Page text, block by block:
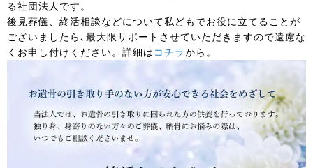
る社団法人です。
後見葬儀、終活相談などについて私どもでお役に立てることが
ございましたら､最大限サポートさせていただきますので遠慮な
くお申し付けください。詳細は コチラから。